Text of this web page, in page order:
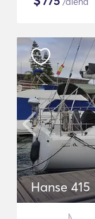
Hanse 415